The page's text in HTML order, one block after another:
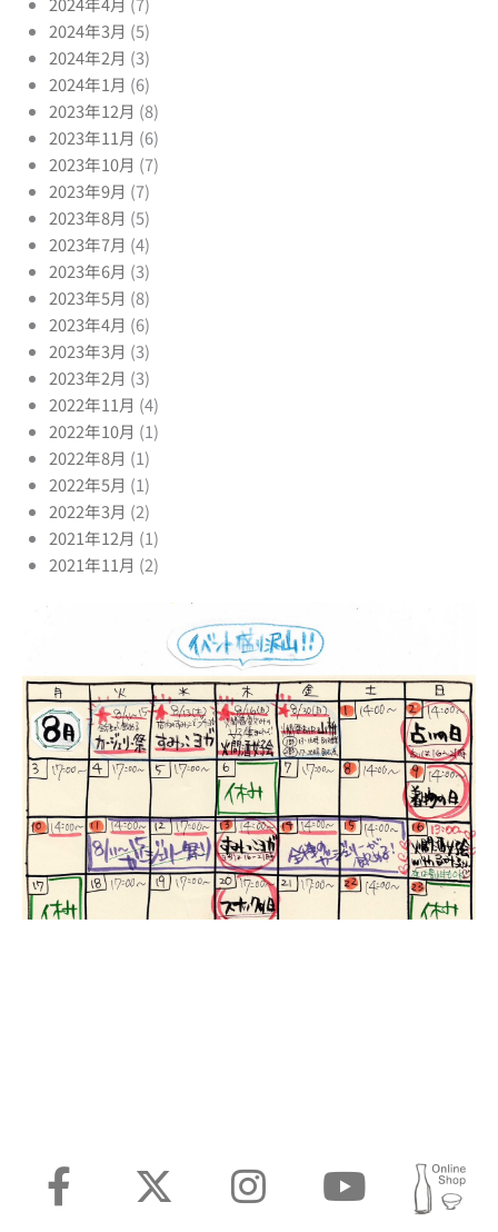
2024年3月 (5)
2024年2月 (3)
2024年1月 (6)
2023年12月 (8)
2023年11月 (6)
2023年10月 (7)
2023年9月 (7)
2023年8月 (5)
2023年7月 (4)
2023年6月 (3)
2023年5月 (8)
2023年4月 (6)
2023年3月 (3)
2023年2月 (3)
2022年11月 (4)
2022年10月 (1)
2022年8月 (1)
2022年5月 (1)
2022年3月 (2)
2021年12月 (1)
2021年11月 (2)